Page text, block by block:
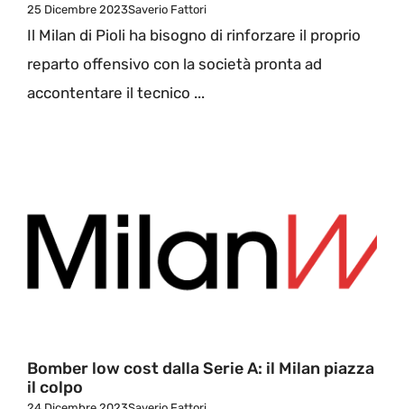
25 Dicembre 2023Saverio Fattori
Il Milan di Pioli ha bisogno di rinforzare il proprio
reparto offensivo con la società pronta ad
accontentare il tecnico ...
Bomber low cost dalla Serie A: il Milan piazza
il colpo